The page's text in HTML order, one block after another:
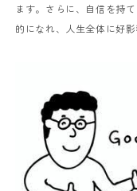
ます。さらに、自信を持
的になれ、人生全体に好影